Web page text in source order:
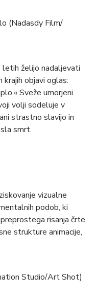
(Nadasdy Film/
letih želijo nadaljevati
krajih objavi oglas:
Sveže umorjeni
volji sodeluje v
strastno slavijo in
smrt.
vizualne
podob, ki
risanja črte
strukture animacije,
Studio/Art Shot)